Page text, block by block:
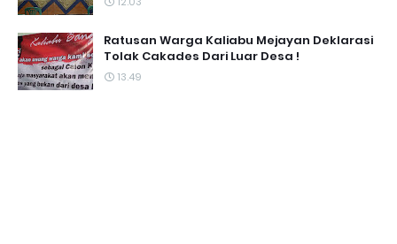
Ratusan Warga Kaliabu Mejayan Deklarasi
Tolak Cakades Dari Luar Desa !
13.49